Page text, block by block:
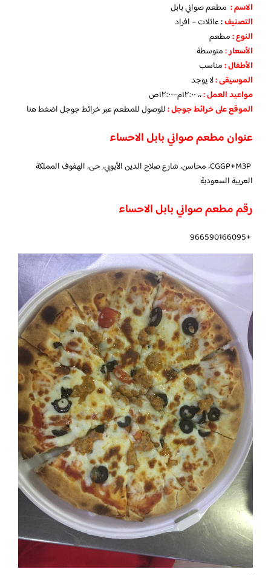
الاسم : مطعم صواني بابل
التصنيف:عائلات – افراد
النوع :مطعم
الأسعار:متوسطة
الأطفال:مناسب
الموسيقى :لا يوجد
مواعيد العمل :،، ١٢:٠٠م–١٢:٠٠ص
الموقع على خرائط جوجل:للوصول للمطعم عبر خرائط جوجلاضغط هنا
عنوان مطعم صواني بابل الاحساء
CGGP+M3P، محاسن، شارع صلاح الدين الأيوبي، حى، الهفوف‎ المملكة
العربية السعودية
رقم مطعم صواني بابل الاحساء
+966590166095